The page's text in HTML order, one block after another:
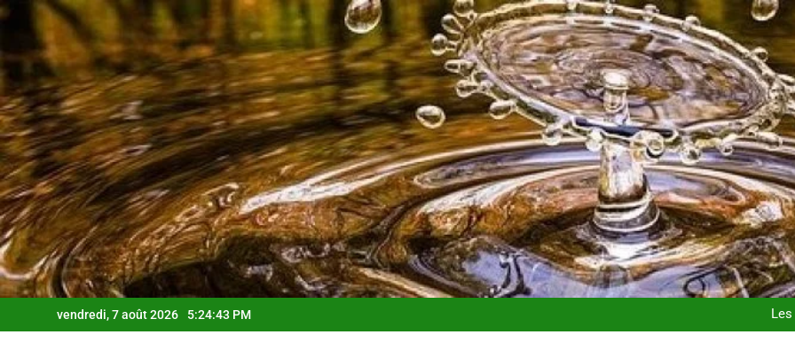
Skip
content
vendredi, 7 août 2026 5:24:44 PM
Postures de yoga
Les
Maigrir efficacement